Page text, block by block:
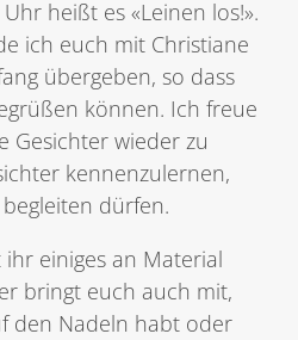
heißt es «Leinen los!».
ich euch mit Christiane
übergeben, so dass
können. Ich freue
Gesichter wieder zu
kennenzulernen,
dürfen.
einiges an Material
bringt euch auch mit,
den Nadeln habt oder